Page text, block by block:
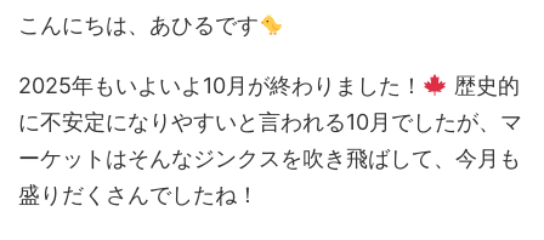
こんにちは、あひるです
2025年もいよいよ10月が終わりました！
歴史的
に不安定になりやすいと言われる10月でしたが、マ
ーケットはそんなジンクスを吹き飛ばして、今月も
盛りだくさんでしたね！